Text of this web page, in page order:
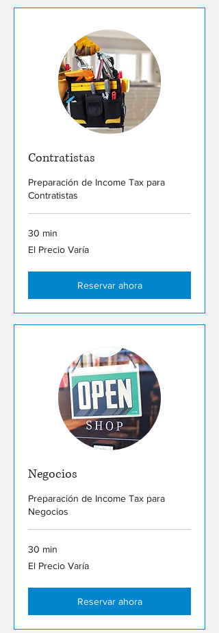
Contratistas
Preparación de Income Tax para
Contratistas
30 min
El
Precio
El Precio Varía
Reservar ahora
Negocios
Preparación de Income Tax para
Negocios
30 min
El
Precio
El Precio Varía
Reservar ahora